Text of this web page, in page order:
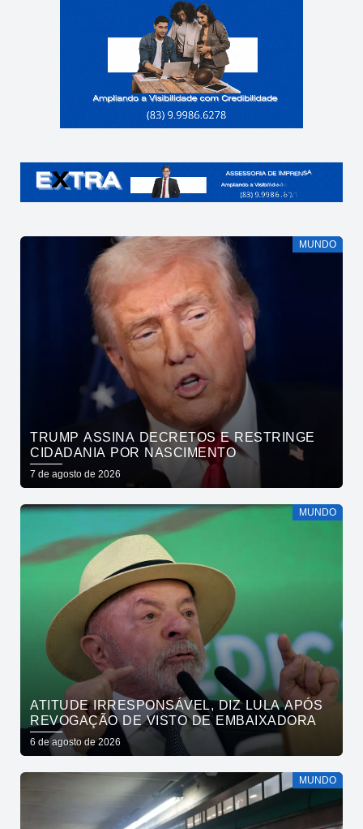
MUNDO
TRUMP ASSINA DECRETOS E RESTRINGE
CIDADANIA POR NASCIMENTO
7 de agosto de 2026
MUNDO
ATITUDE IRRESPONSÁVEL, DIZ LULA APÓS
REVOGAÇÃO DE VISTO DE EMBAIXADORA
6 de agosto de 2026
MUNDO